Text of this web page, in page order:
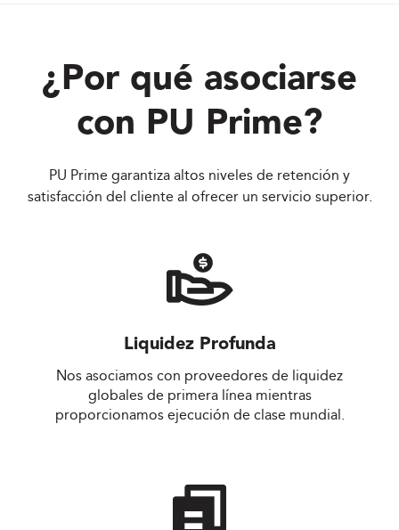
¿Por qué asociarse
con PU Prime?
PU Prime garantiza altos niveles de retención y
satisfacción del cliente al ofrecer un servicio superior.
Liquidez Profunda
Nos asociamos con proveedores de liquidez
globales de primera línea mientras
proporcionamos ejecución de clase mundial.